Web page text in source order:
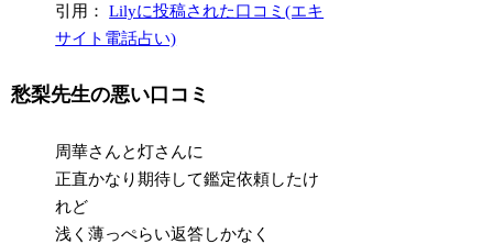
引用：Lilyに投稿された口コミ(エキ
サイト電話占い)
愁梨先生の悪い口コミ
周華さんと灯さんに
正直かなり期待して鑑定依頼したけ
れど
浅く薄っぺらい返答しかなく